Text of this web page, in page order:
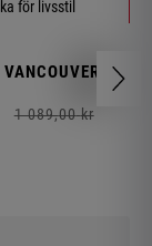
VANCOUVER
1 089,00 kr